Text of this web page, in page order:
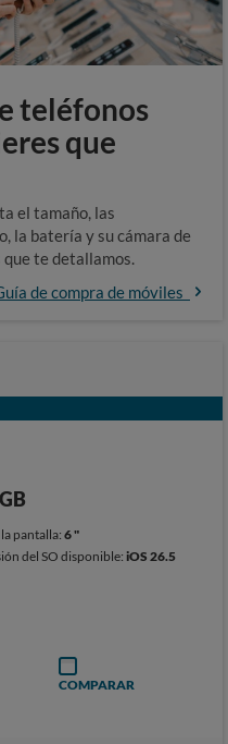
teléfonos
que
el tamaño, las
la batería y su cámara de
te detallamos.
de compra de móviles
la pantalla:6 "
del SO disponible: iOS 26.5
COMPARAR